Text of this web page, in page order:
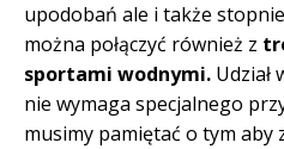
upodobań ale i także
można połączyć również z
sportami wodnymi. Udział
nie wymaga specjalnego
musimy pamiętać o tym aby